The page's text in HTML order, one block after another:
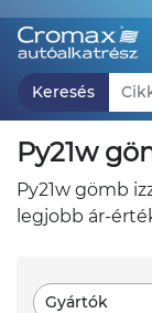
Keresés
py21w
py21w gömb izzó sárga bau15s 24v választékunk - A
legjobb ár-
Gyártók